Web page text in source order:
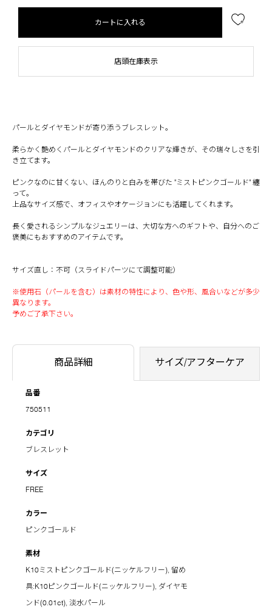
カートに入れる
店頭在庫表示
パールとダイヤモンドが寄り添うブレスレット。
柔らかく艶めくパールとダイヤモンドのクリアな輝きが、その瑞々しさを引
き立てます。
ピンクなのに甘くない、ほんのりと白みを帯びた "ミストピンクゴールド" 纏
って。
上品なサイズ感で、オフィスやオケージョンにも活躍してくれます。
長く愛されるシンプルなジュエリーは、大切な方へのギフトや、自分へのご
褒美にもおすすめのアイテムです。
サイズ直し：不可（スライドパーツにて調整可能）
※使用石（パールを含む）は素材の特性により、色や形、風合いなどが多少
異なります。
予めご了承下さい。
商品詳細 サイズ/アフターケア
品番
750511
カテゴリ
ブレスレット
サイズ
FREE
カラー
ピンクゴールド
素材
K10ミストピンクゴールド(ニッケルフリー), 留め
具:K10ピンクゴールド(ニッケルフリー), ダイヤモ
ンド(0.01ct), 淡水パール